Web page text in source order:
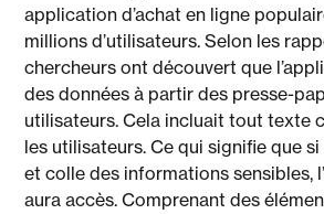
application d’achat en ligne
millions d’utilisateurs. Selon les
chercheurs ont découvert que
des données à partir des presse-
utilisateurs. Cela incluait tout texte
les utilisateurs. Ce qui signifie que
et colle des informations sensibles,
aura accès. Comprenant des